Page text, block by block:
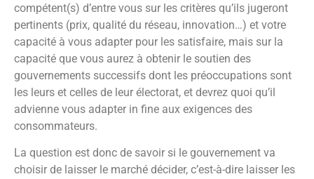
compétent(s) d’entre vous sur les critères qu’ils jugeront
pertinents (prix, qualité du réseau, innovation…) et votre
capacité à vous adapter pour les satisfaire, mais sur la
capacité que vous aurez à obtenir le soutien des
gouvernements successifs dont les préoccupations sont
les leurs et celles de leur électorat, et devrez quoi qu’il
advienne vous adapter in fine aux exigences des
consommateurs.
La question est donc de savoir si le gouvernement va
choisir de laisser le marché décider, c’est-à-dire laisser les